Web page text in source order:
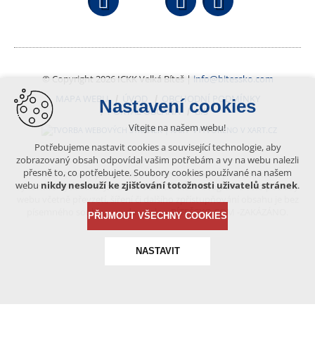
© Copyright 2026 ICKK Velká Bíteš | info@bitessko.com
MAPA WEBU
ÚVOD
OBCHODNÍ PODMÍNKY
PORTÁL OBČANA
GIS
VYTVOŘENO V XART.CZ
Obsah tohoto portálu je chráněn autorským právem, které
vykonává vydavatel. Jakékoliv užití článků a fotografií z této podoby
písemného souhlasu vydavatele – BÍTEŠSKO.COM -ZAKÁZÁNO.
Nastavení cookies
Vítejte na našem webu!
Potřebujeme nastavit cookies a související technologie, aby
zobrazovaný obsah odpovídal vašim potřebám a vy na webu nalezli
přesně to, co potřebujete. Soubory cookies používané na našem
webu nikdy neslouží ke zjišťování totožnosti uživatelů stránek.
PŘIJMOUT VŠECHNY COOKIES
NASTAVIT